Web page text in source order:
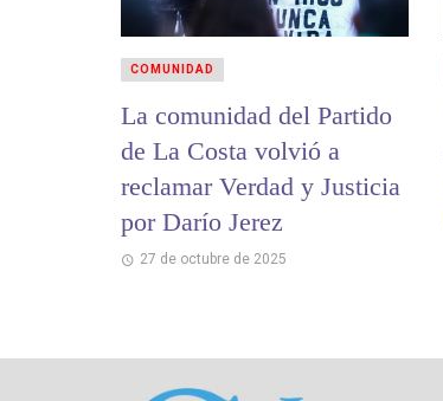
La comunidad del Partido
de La Costa volvió a
reclamar Verdad y Justicia
por Darío Jerez
27 de octubre de 2025
COMUNIDAD